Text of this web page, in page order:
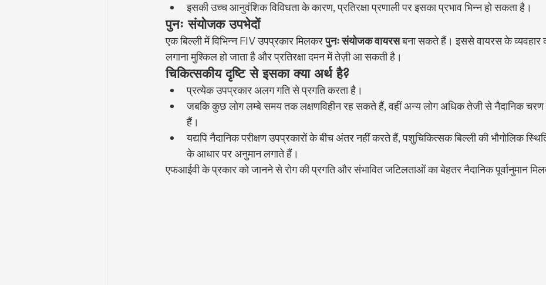
इसकी उच्च आनुवंशिक विविधता के कारण, प्रतिरक्षा प्रणाली पर इसका प्रभाव भिन्न हो सकता है।
पुनः संयोजक उपभेदों
एक बिल्ली में विभिन्न FIV उपप्रकार मिलकर पुनः संयोजक वायरस बना सकते हैं। इससे वायरस के व्यवहार
लगाना मुश्किल हो जाता है और प्रतिरक्षा दमन में तेज़ी आ सकती है।
चिकित्सकीय दृष्टि से इसका क्या अर्थ है?
प्रत्येक उपप्रकार अलग गति से प्रगति करता है।
जबकि कुछ लोग लम्बे समय तक लक्षणविहीन रह सकते हैं, वहीं अन्य लोग अधिक तेजी से नैदानिक
हैं।
यद्यपि नैदानिक परीक्षण उपप्रकारों के बीच अंतर नहीं करते हैं, पशुचिकित्सक बिल्ली की भौगोलिक
के आधार पर अनुमान लगाते हैं।
एफआईवी के प्रकार को जानने से रोग की प्रगति और संभावित जटिलताओं का बेहतर नैदानिक पूर्वानुमान